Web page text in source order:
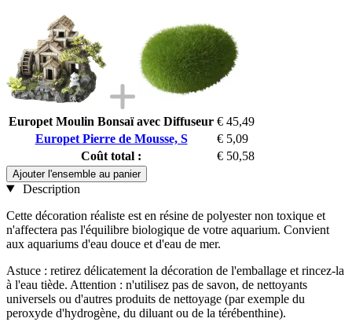
Europet Moulin Bonsaï avec Diffuseur € 45,49
Europet Pierre de Mousse, S
€ 5,09
Coût total :
€ 50,58
Ajouter l'ensemble au panier
Description
Cette décoration réaliste est en résine de polyester non toxique et
n'affectera pas l'équilibre biologique de votre aquarium. Convient
aux aquariums d'eau douce et d'eau de mer.
Astuce : retirez délicatement la décoration de l'emballage et rincez-la
à l'eau tiède. Attention : n'utilisez pas de savon, de nettoyants
universels ou d'autres produits de nettoyage (par exemple du
peroxyde d'hydrogène, du diluant ou de la térébenthine).